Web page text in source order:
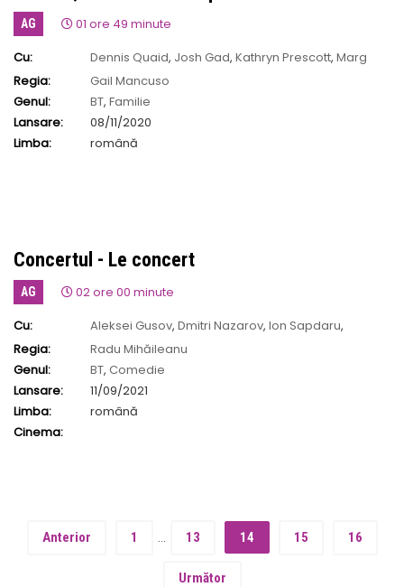
AG
01 ore 49 minute
Cu:
Dennis Quaid, Josh Gad, Kathryn Prescott, Marg
Helgenberger
Regia:
Gail Mancuso
Genul:
BT, Familie
Lansare:
08/11/2020
Limba:
română
Concertul - Le concert
AG
02 ore 00 minute
Cu:
Aleksei Gusov, Dmitri Nazarov, Ion Sapdaru,
Mélanie Laurent,Ovidiu Cuncea
Regia:
Radu Mihăileanu
Genul:
BT, Comedie
Lansare:
11/09/2021
Limba:
română
Cinema:
Anterior 1 … 13 14 15 16
Următor